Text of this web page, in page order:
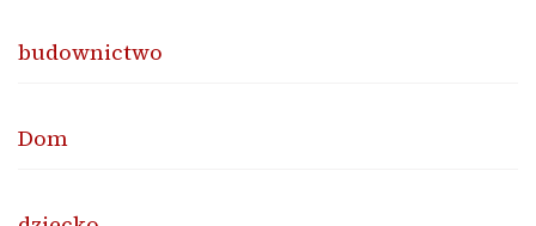
budownictwo
Dom